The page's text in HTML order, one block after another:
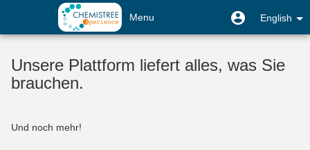
main
English
menu
User
menu
Menu
Toggle
navigation
Unsere Plattform liefert alles, was Sie
brauchen.
Und noch mehr!